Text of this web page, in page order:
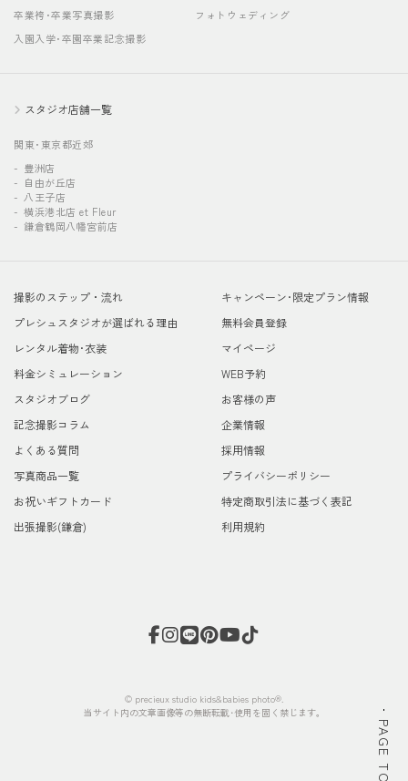
卒業袴･卒業写真撮影
入園入学･卒園卒業記念撮影
フォトウェディング
スタジオ店舗一覧
関東･東京都近郊
豊洲店
自由が丘店
八王子店
横浜港北店 et Fleur
鎌倉鶴岡八幡宮前店
撮影のステップ・流れ
プレシュスタジオが選ばれる理由
レンタル着物･衣装
料金シミュレーション
スタジオブログ
記念撮影コラム
よくある質問
写真商品一覧
お祝いギフトカード
出張撮影(鎌倉)
キャンペーン･限定プラン情報
無料会員登録
マイページ
WEB予約
お客様の声
企業情報
採用情報
プライバシーポリシー
特定商取引法に基づく表記
利用規約
© precieux studio kids&babies photo®.
当サイト内の文章画像等の無断転載･使用を固く禁じます。
PAGE TOP